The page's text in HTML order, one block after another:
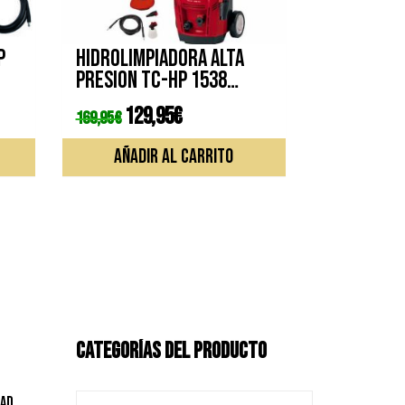
Hidrolimpiadora alta
presion TC-HP 1538
EINHELL
169,95€ El
precio
original
era:
169,95€.
129,95€El
precio
actual
es:
129,95€.
AÑADIR AL CARRITO
CATEGORÍAS DEL PRODUCTO